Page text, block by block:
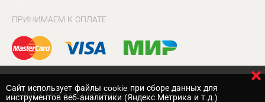
ПРИНИМАЕМ К ОПЛАТЕ
© 2017 Магазин Хозяин
Cайт использует файлы cookie при сборе данных для
инструментов веб-аналитики (Яндекс.Метрика и т.д.)